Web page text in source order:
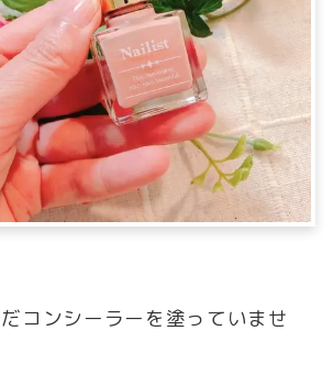
コンシーラーを塗っていませ